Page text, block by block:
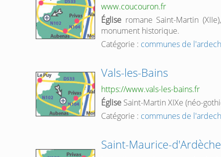
www.coucouron.fr
Église romane Saint-Martin
monument historique.
Catégorie : communes de
Vals-les-Bains
https://www.vals-les-bains.fr
Église Saint-Martin XIXe (néo-
Catégorie : communes de
Saint-Maurice-d'Ardèche